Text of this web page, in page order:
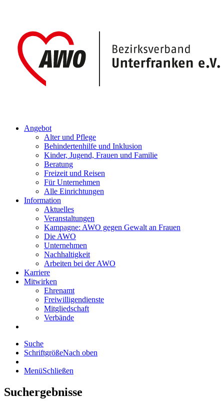
Angebot
Alter und Pflege
Behindertenhilfe und Inklusion
Kinder, Jugend, Frauen und Familie
Beratung
Freizeit und Reisen
Für Unternehmen
Alle Einrichtungen
Information
Aktuelles
Veranstaltungen
Kampagne: AWO gegen Gewalt an Frauen
Die AWO
Unternehmen
Nachhaltigkeit
Arbeiten bei der AWO
Karriere
Mitwirken
Ehrenamt
Freiwilligendienste
Mitgliedschaft
Verbände
Suche
SchriftgrößeNach oben
MenüSchließen
Suchergebnisse